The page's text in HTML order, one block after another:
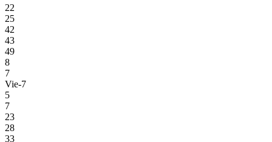
22
25
42
43
49
8
7
Vie-7
5
7
23
28
33